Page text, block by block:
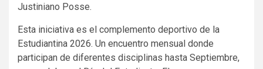
Justiniano Posse.
Esta iniciativa es el complemento deportivo de la
Estudiantina 2026. Un encuentro mensual donde
participan de diferentes disciplinas hasta Septiembre,